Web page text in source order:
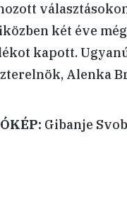
két éve
kapott.
Alenka
Gibanje